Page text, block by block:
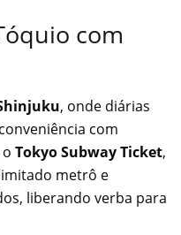
com
, onde diárias
com
Tokyo Subway Ticket,
metrô e
liberando verba para